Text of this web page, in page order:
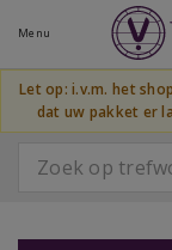
Menu
Let op: i.v.m. het
dat uw pakket er